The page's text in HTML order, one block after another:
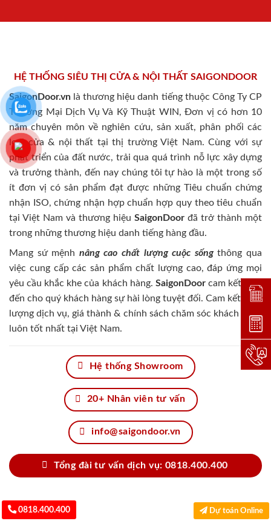
HỆ THỐNG SIÊU THỊ CỬA & NỘI THẤT SAIGONDOOR
SaigonDoor.vn là thương hiệu danh tiếng thuộc Công Ty CP
Thương Mại Dịch Vụ Và Kỹ Thuật WIN, Đơn vị có hơn 10
năm chuyên môn về nghiên cứu, sản xuất, phân phối các
loại cửa & nội thất tại thị trường Việt Nam. Cùng với sự
phát triển của đất nước, trải qua quá trình nỗ lực xây dựng
và trưởng thành, đến nay chúng tôi tự hào là một trong số
ít đơn vị có sản phẩm đạt được những Tiêu chuẩn chứng
nhận ISO, chứng nhận hợp chuẩn hợp quy theo tiêu chuẩn
tại Việt Nam và thương hiệu SaigonDoor đã trở thành một
trong những thương hiệu danh tiếng hàng đầu.
Mang sứ mệnh nâng cao chất lượng cuộc sốngthông qua
việc cung cấp các sản phẩm chất lượng cao, đáp ứng mọi
yêu cầu khắc khe của khách hàng. SaigonDoorcam kết đem
đến cho quý khách hàng sự hài lòng tuyệt đối. Cam kết chất
lượng dịch vụ, giá thành & chính sách chăm sóc khách hàng
luôn tốt nhất tại Việt Nam.
Hệ thống Showroom
20+ Nhân viên tư vấn
info@saigondoor.vn
Tổng đài tư vấn dịch vụ: 0818.400.400
0818.400.400 Dự toán Online
Đặt
Dự